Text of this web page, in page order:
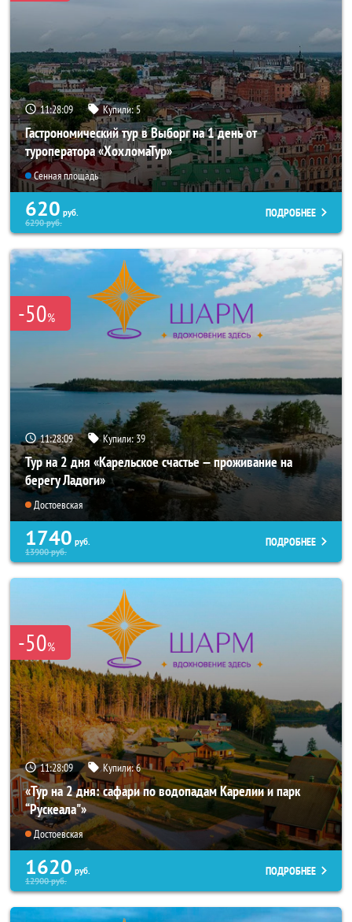
11:28:07 Купили:5
Гастрономический тур в Выборг на 1 день от
туроператора «ХохломаТур»
Сенная площадь
620 руб.
6290руб.
ПОДРОБНЕЕ
-50%
11:28:07 Купили:39
Тур на 2 дня «Карельское счастье — проживание на
берегу Ладоги»
Достоевская
1740 руб.
13900руб.
ПОДРОБНЕЕ
-50%
11:28:07 Купили:6
«Тур на 2 дня: сафари по водопадам Карелии и парк
“Рускеала"»
Достоевская
1620 руб.
12900руб.
ПОДРОБНЕЕ